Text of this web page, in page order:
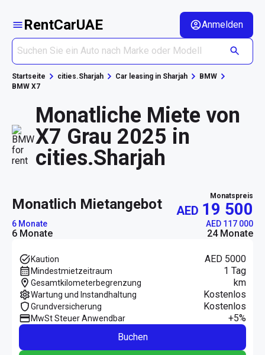
RentCarUAE Anmelden
Startseite cities.Sharjah Car leasing in Sharjah
BMW
BMW X7
Monatliche Miete von
X7 Grau 2025 in
cities.Sharjah
monatlich Mietangebot Monatspreis
AED 19 500
6 Monate AED 117 000
6 Monate 24 Monate
Kaution AED 5000
Mindestmietzeitraum 1 Tag
Gesamtkilometerbegrenzung km
Wartung und Instandhaltung Kostenlos
Grundversicherung Kostenlos
MwSt Steuer Anwendbar
+5%
Buchen